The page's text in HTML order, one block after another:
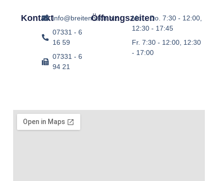
Kontaktinfo@breitenbach.biz
07331 - 6
16 59
07331 - 6
94 21
Öffnungszeiten
Mo. - Do. 7:30 - 12:00,
12:30 - 17:45
Fr. 7:30 - 12:00, 12:30
- 17:00